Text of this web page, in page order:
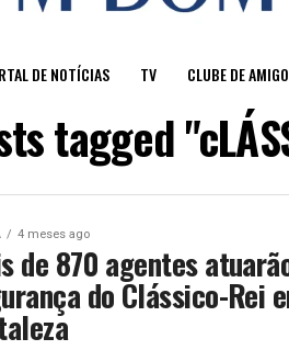
DE NOTÍCIAS TV CLUBE DE
tagged
4 meses ago
de 870 agentes
do Clássico-Rei